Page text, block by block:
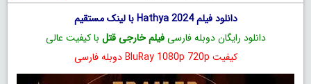
دانلود فیلم Hathya 2024 با لینک مستقیم
دانلود رایگان دوبله فارسیفیلم خارجی قتل با کیفیت عالی
کیفیت BluRay 1080p 720p دوبله فارسی